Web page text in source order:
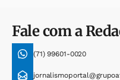
Fale com a
(71) 99601-0020